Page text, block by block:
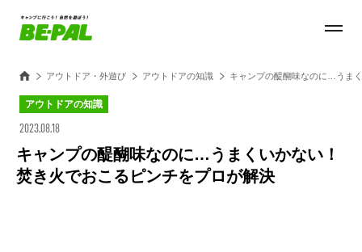
アウトドア・外遊び アウトドアの知識 キャンプの醍醐味なのに…うま
アウトドアの知識
2023.08.18
キャンプの醍醐味なのに…うまくいかない！
焚き火でおこるピンチをプロが解決